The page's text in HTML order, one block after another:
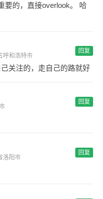
要的，直接overlook。 哈
呼和浩特市
回复
关注的，走自己的路就好
回复
洛阳市
回复